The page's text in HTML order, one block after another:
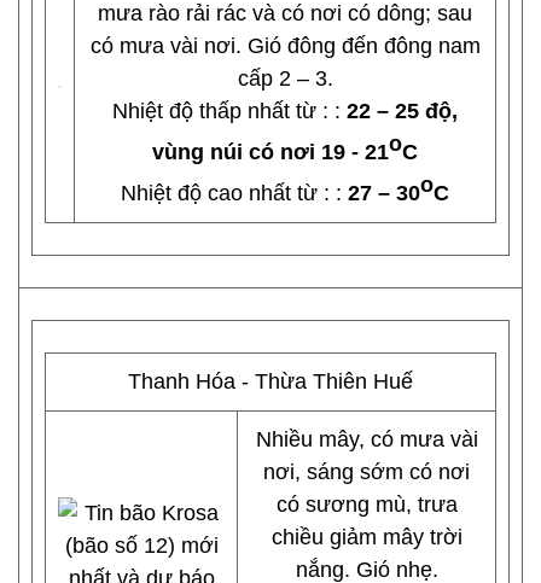
mưa rào rải rác và có nơi có dông; sau
có mưa vài nơi. Gió đông đến đông nam
cấp 2 – 3.
Nhiệt độ thấp nhất từ : : 22 – 25 độ,
vùng núi có nơi 19 - 21oC
Nhiệt độ cao nhất từ : : 27 – 30oC
Thanh Hóa - Thừa Thiên Huế
Nhiều mây, có mưa vài
nơi, sáng sớm có nơi
có sương mù, trưa
chiều giảm mây trời
nắng. Gió nhẹ.